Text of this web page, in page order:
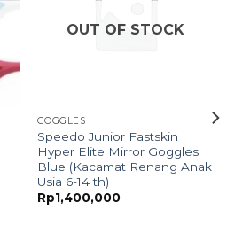
OUT OF STOCK
GOGGLES
Speedo Junior Fastskin
Hyper Elite Mirror Goggles
Blue (Kacamat Renang Anak
Usia 6-14 th)
Rp1,400,000